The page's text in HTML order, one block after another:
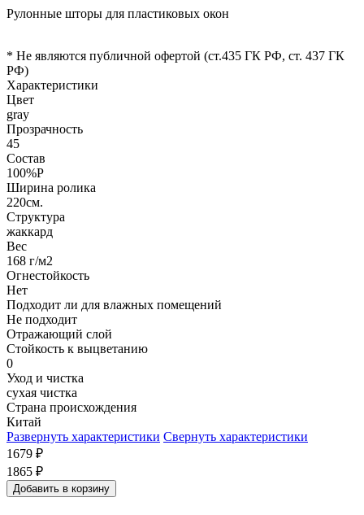
Рулонные шторы для пластиковых окон
* Не являются публичной офертой (ст.435 ГК РФ, cт. 437 ГК
РФ)
Характеристики
Цвет
gray
Прозрачность
45
Состав
100%P
Ширина ролика
220см.
Структура
жаккард
Вес
168 г/м2
Огнестойкость
Нет
Подходит ли для влажных помещений
Не подходит
Отражающий слой
Стойкость к выцветанию
0
Уход и чистка
сухая чистка
Страна происхождения
Китай
Развернуть характеристики Свернуть характеристики
1679 ₽
1865 ₽
Добавить в корзину